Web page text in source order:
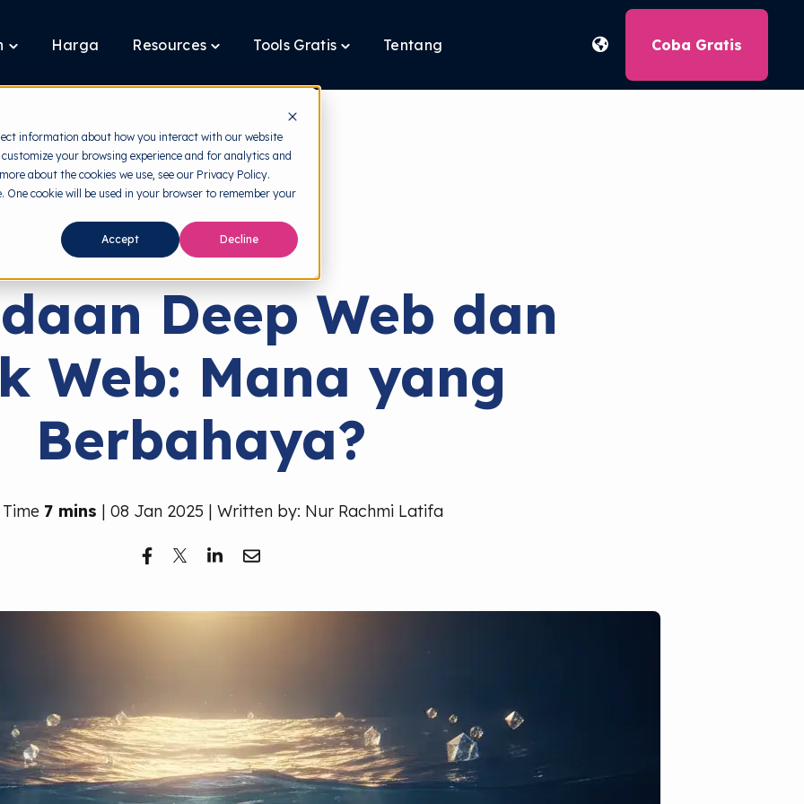
information about how you interact with our website
your browsing experience and for analytics and
about the cookies we use, see our Privacy Policy.
cookie will be used in your browser to remember your
Accept Decline
Toggle
Layanan
Harga Resources Toggle
Resources
Tools Gratis Toggle
Tools
Tentang Coba Gratis
Ancaman Siber
Deep Web dan
Web: Mana yang
Berbahaya?
7 mins | 08 Jan 2025 | Written by: Nur Rachmi Latifa